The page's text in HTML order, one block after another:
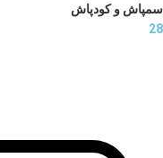
سمپاش و کودپاش
28